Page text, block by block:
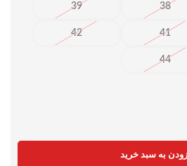
38
39
41
42
44
به سبد خرید